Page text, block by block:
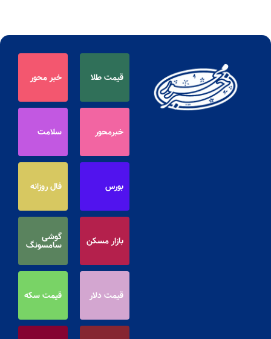
قیمت طلا خبر محور
خبرمحور سلامت
بورس فال روزانه
بازار مسکن گوشی
سامسونگ
قیمت دلار قیمت سکه